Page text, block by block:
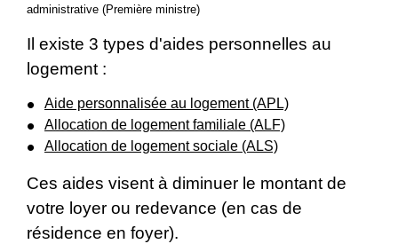
administrative (Première ministre)
Il existe 3 types d'aides personnelles au
logement :
Aide personnalisée au logement (APL)
Allocation de logement familiale (ALF)
Allocation de logement sociale (ALS)
Ces aides visent à diminuer le montant de
votre loyer ou redevance (en cas de
résidence en foyer).